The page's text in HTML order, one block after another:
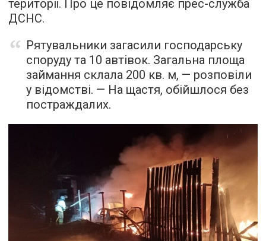
території. Про це повідомляє прес-служба
ДСНС.
Рятувальники загасили господарську
споруду та 10 автівок. Загальна площа
займання склала 200 кв. м, — розповіли
у відомстві. — На щастя, обійшлося без
постраждалих.